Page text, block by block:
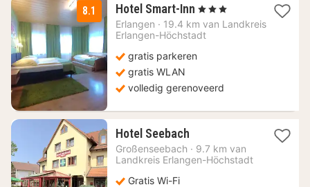
8.1 Hotel Smart-Inn 1
nacht
vanaf
, 3 Sterren
Erlangen · 19.4 km van Landkreis
Erlangen-Höchstadt
gratis parkeren
gratis WLAN
volledig gerenoveerd
Hotel Seebach1
nacht
vanaf
85,18
Großenseebach · 9.7 km van
Landkreis Erlangen-Höchstadt
Gratis Wi-Fi